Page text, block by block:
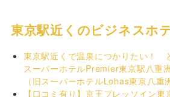
東京駅近くのビジネスホ
東京駅近くで温泉につかりたい！
スーパーホテルPremier東京駅八
（旧スーパーホテルLohas東京八重
【口コミ有り】京王プレッソイン